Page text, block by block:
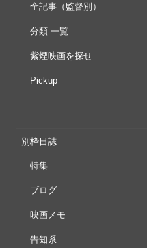
全記事（監督別）
分類 一覧
紫煙映画を探せ
Pickup
別枠日誌
特集
ブログ
映画メモ
告知系